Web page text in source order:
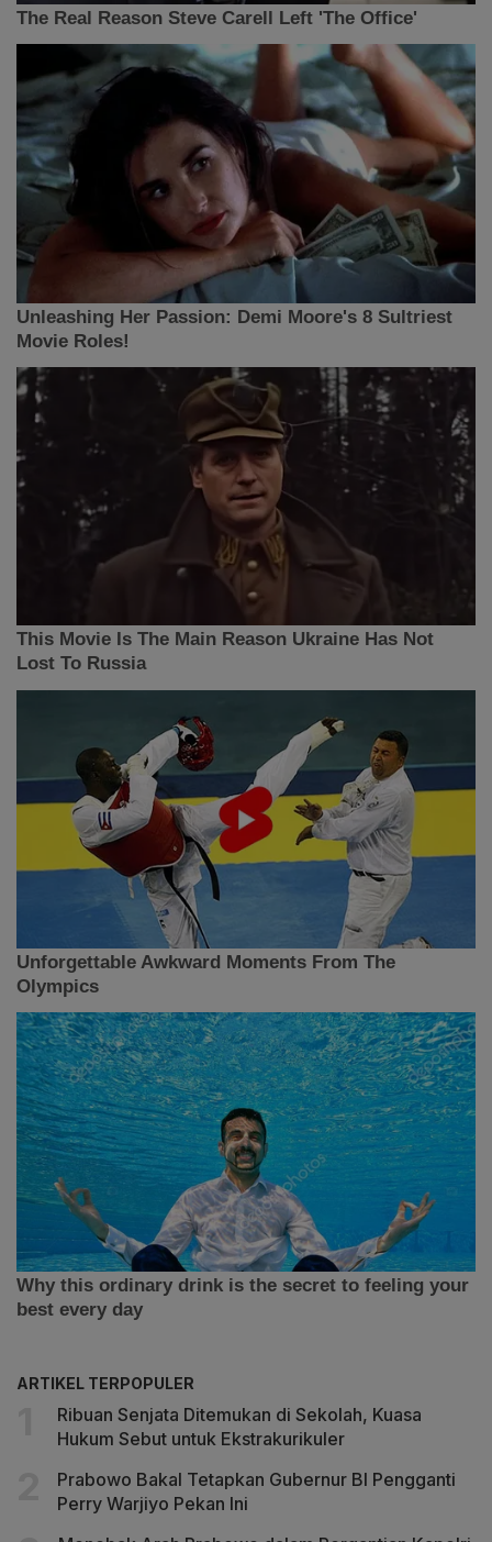
ARTIKEL TERPOPULER
Ribuan Senjata Ditemukan di Sekolah, Kuasa
Hukum Sebut untuk Ekstrakurikuler
Prabowo Bakal Tetapkan Gubernur BI Pengganti
Perry Warjiyo Pekan Ini